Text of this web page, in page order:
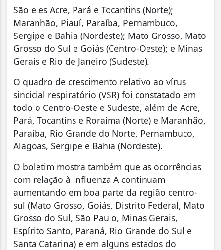
São eles Acre, Pará e Tocantins (Norte);
Maranhão, Piauí, Paraíba, Pernambuco,
Sergipe e Bahia (Nordeste); Mato Grosso, Mato
Grosso do Sul e Goiás (Centro-Oeste); e Minas
Gerais e Rio de Janeiro (Sudeste).
O quadro de crescimento relativo ao vírus
sincicial respiratório (VSR) foi constatado em
todo o Centro-Oeste e Sudeste, além de Acre,
Pará, Tocantins e Roraima (Norte) e Maranhão,
Paraíba, Rio Grande do Norte, Pernambuco,
Alagoas, Sergipe e Bahia (Nordeste).
O boletim mostra também que as ocorrências
com relação à influenza A continuam
aumentando em boa parte da região centro-
sul (Mato Grosso, Goiás, Distrito Federal, Mato
Grosso do Sul, São Paulo, Minas Gerais,
Espírito Santo, Paraná, Rio Grande do Sul e
Santa Catarina) e em alguns estados do